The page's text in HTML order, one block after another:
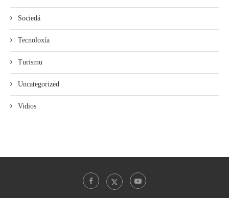
Sociedá
Tecnoloxía
Turismu
Uncategorized
Vidios